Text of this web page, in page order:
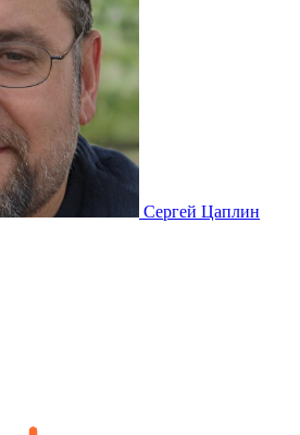
Сергей Цаплин